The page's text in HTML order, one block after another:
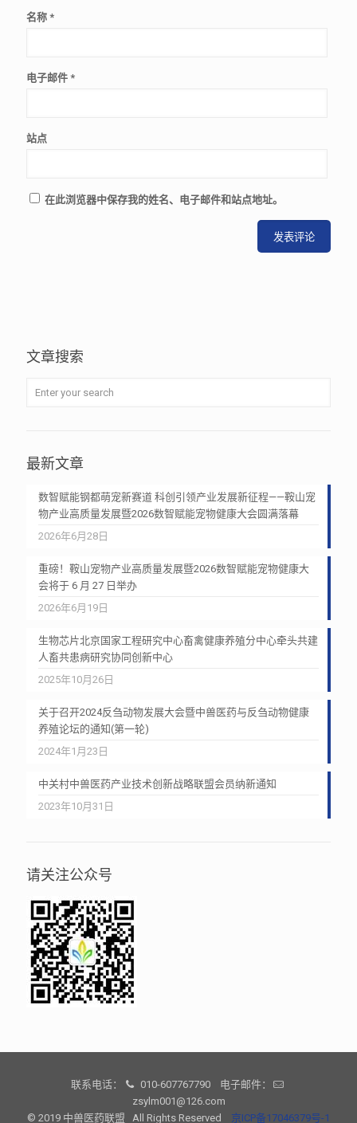
名称 *
电子邮件 *
站点
在此浏览器中保存我的姓名、电子邮件和站点地址。
文章搜索
最新文章
数智赋能钢都萌宠新赛道 科创引领产业发展新征程——鞍山宠
物产业高质量发展暨2026数智赋能宠物健康大会圆满落幕
2026年6月28日
重磅！鞍山宠物产业高质量发展暨2026数智赋能宠物健康大
会将于 6 月 27 日举办
2026年6月19日
生物芯片北京国家工程研究中心畜禽健康养殖分中心牵头共建
人畜共患病研究协同创新中心
2025年10月26日
关于召开2024反刍动物发展大会暨中兽医药与反刍动物健康
养殖论坛的通知(第一轮)
2024年1月23日
中关村中兽医药产业技术创新战略联盟会员纳新通知
2023年10月31日
请关注公众号
联系电话：
010-607767790 电子邮件：
zsylm001@126.com
© 2019 中兽医药联盟 All Rights Reserved 京ICP备17046379号-1